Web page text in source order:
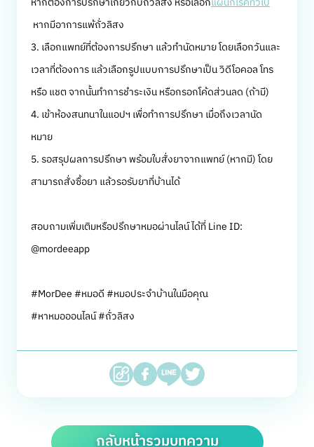
หากมีอาการแพ้ถั่วลิสง
3. เลือกแพทย์ที่ต้องการปรึกษา แล้วทำนัดหมาย โดยเลือกวันและ
เวลาที่ต้องการ แล้วเลือกรูปแบบการปรึกษาเป็น วิดีโอคอล โทร
หรือ แชต จากนั้นทำการชำระเงิน หรือกรอกโค้ดส่วนลด (ถ้ามี)
4. เข้าห้องสนทนาในแอปฯ เพื่อทำการปรึกษา เมื่อถึงเวลานัด
หมาย
5. รอสรุปผลการปรึกษา พร้อมใบสั่งยาจากแพทย์ (หากมี) โดย
สามารถสั่งซื้อยา แล้วรอรับยาที่บ้านได้
สอบถามเพิ่มเติมหรือปรึกษาหมอผ่านไลน์ ได้ที่ Line ID:
@mordeeapp
#MorDee #หมอดี #หมอประจำบ้านในมือคุณ
#หาหมอออนไลน์ #ถั่วลิสง
กลับหน้ารวมบทความ